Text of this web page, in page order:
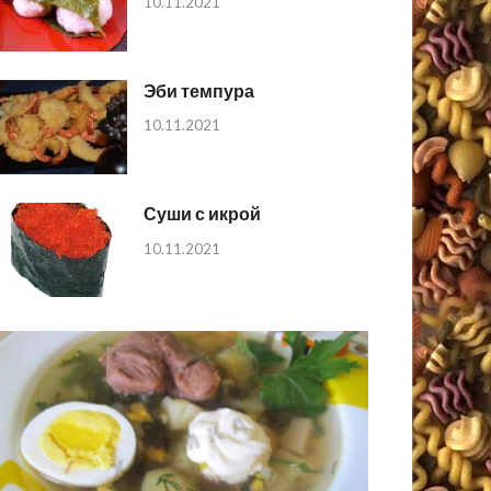
Эби темпура
10.11.2021
Суши с икрой
10.11.2021